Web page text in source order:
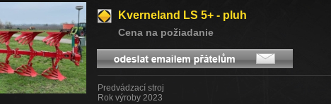
Kverneland LS 5+ - pluh
Cena na požiadanie
Predvádzací stroj
Rok výroby 2023